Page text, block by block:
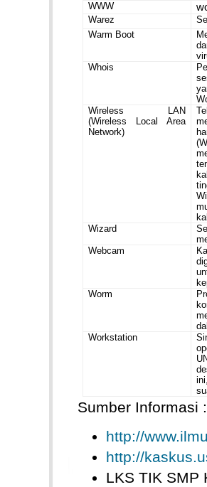
WWW
Warez
Warm Boot
Whois
Wireless LAN
(Wireless Local Area
Network)
Wizard
Webcam
Worm
Workstation
Sumber Informasi :
http://
http://
LKS TIK SMP